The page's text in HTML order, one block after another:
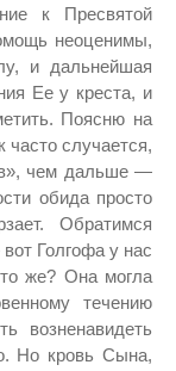
к Пресвятой
неоценимы,
и дальнейшая
Ее у креста, и
Поясню на
случается,
чем дальше —
обида просто
Обратимся
Голгофа у нас
же? Она могла
течению
возненавидеть
Но кровь Сына,